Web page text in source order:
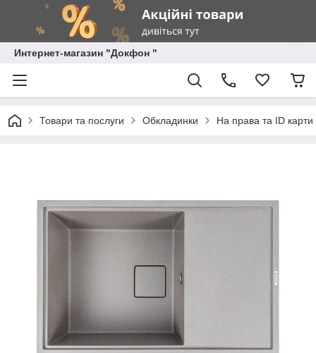
Интернет-магазин "Докфон "
Товари та послуги Обкладинки На права та ID карти